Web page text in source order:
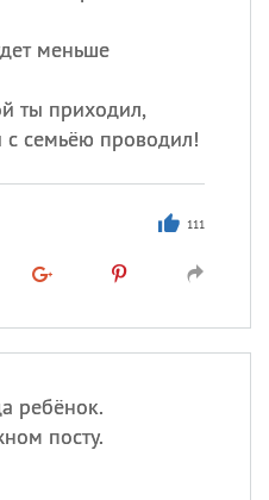
меньше
ты приходил,
семьёю проводил!
111
ребёнок.
посту.